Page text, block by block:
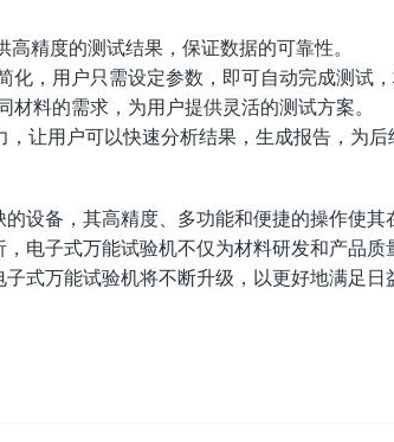
精度的测试结果，保证数据的可靠性。
化，用户只需设定参数，即可自动完成测试，
材料的需求，为用户提供灵活的测试方案。
让用户可以快速分析结果，生成报告，为后
设备，其高精度、多功能和便捷的操作使
电子式万能试验机不仅为材料研发和产品质
式万能试验机将不断升级，以更好地满足日